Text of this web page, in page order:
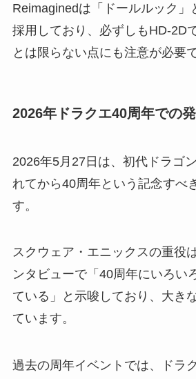
Reimaginedは「ドールルック」
採用しており、必ずしもHD-2D
とは限らない点にも注意が必要で
2026年ドラクエ40周年での
2026年5月27日は、初代ドラゴ
れてから40周年という記念すべ
す。
スクウェア・エニックスの重役
ンタビューで「40周年にいろい
ている」と示唆しており、大き
ています。
過去の周年イベントでは、ドラ